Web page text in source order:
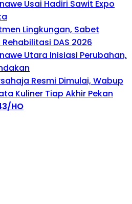
Usai Hadiri Sawit Expo
Lingkungan, Sabet
DAS 2026
Utara Inisiasi Perubahan,
Resmi Dimulai, Wabup
Kuliner Tiap Akhir Pekan
HO